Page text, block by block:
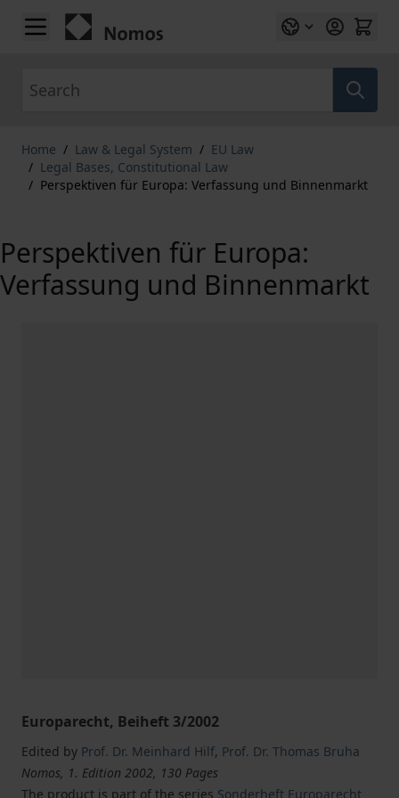
Skip to Content
Home / Law & Legal System / EU Law
/ Legal Bases, Constitutional Law
/ Perspektiven für Europa: Verfassung und Binnenmarkt
Perspektiven für Europa:
Verfassung und Binnenmarkt
Europarecht, Beiheft 3/2002
Edited by Prof. Dr. Meinhard Hilf, Prof. Dr. Thomas Bruha
Nomos, 1. Edition 2002, 130 Pages
The product is part of the series Sonderheft Europarecht